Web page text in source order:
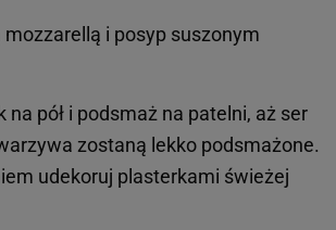
i posyp suszonym
na pół i podsmaż na patelni, aż ser
zostaną lekko podsmażone.
udekoruj plasterkami świeżej